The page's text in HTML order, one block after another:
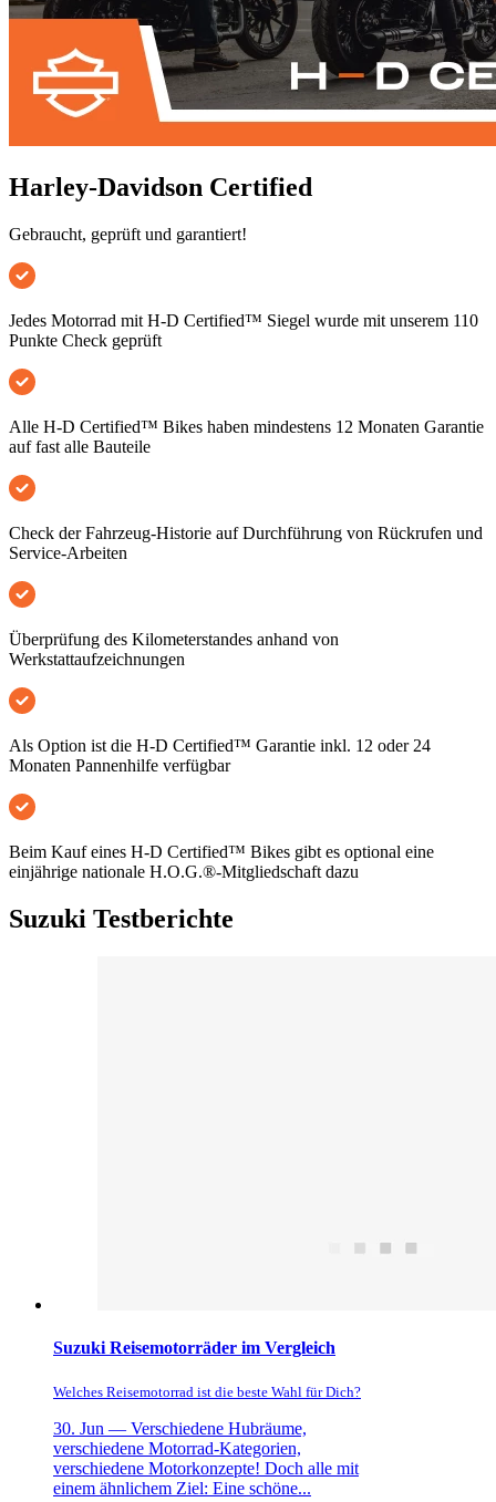
Harley-Davidson Certified
Gebraucht, geprüft und garantiert!
Jedes Motorrad mit H-D Certified™ Siegel wurde mit unserem 110
Punkte Check geprüft
Alle H-D Certified™ Bikes haben mindestens 12 Monaten Garantie
auf fast alle Bauteile
Check der Fahrzeug-Historie auf Durchführung von Rückrufen und
Service-Arbeiten
Überprüfung des Kilometerstandes anhand von
Werkstattaufzeichnungen
Als Option ist die H-D Certified™ Garantie inkl. 12 oder 24
Monaten Pannenhilfe verfügbar
Beim Kauf eines H-D Certified™ Bikes gibt es optional eine
einjährige nationale H.O.G.®-Mitgliedschaft dazu
Suzuki Testberichte
Suzuki Reisemotorräder im Vergleich
Welches Reisemotorrad ist die beste Wahl für Dich?
30. Jun — Verschiedene Hubräume,
verschiedene Motorrad-Kategorien,
verschiedene Motorkonzepte! Doch alle mit
einem ähnlichem Ziel: Eine schöne...